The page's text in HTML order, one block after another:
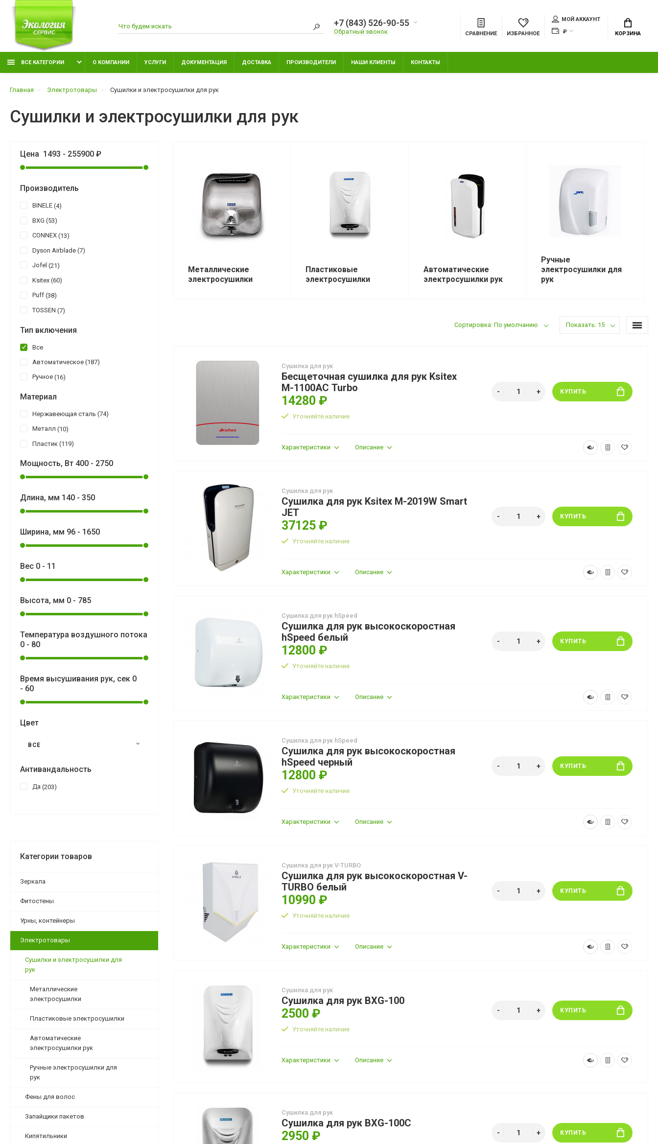
+7 (843) 526-90-55
Обратный звонок СРАВНЕНИЕ ИЗБРАННОЕ
МОЙ АККАУНТ
₽
КОРЗИНА
ВСЕ КАТЕГОРИИ О КОМПАНИИ УСЛУГИ ДОКУМЕНТАЦИЯ ДОСТАВКА ПРОИЗВОДИТЕЛИ НАШИ КЛИЕНТЫ КОНТАКТЫ
Главная Электротовары Сушилки и электросушилки для рук
Сушилки и электросушилки для рук
Цена 1493 - 255900 ₽
Производитель
BINELE 4
BXG 53
CONNEX 13
Dyson Airblade 7
Jofel
21
Ksitex 60
Puff 38
TOSSEN 7
Тип включения
Все
Автоматическое 187
Ручное 16
Материал
Нержавеющая сталь 74
Металл 10
Пластик 119
Мощность, Вт 400 - 2750
Длина, мм 140 - 350
Ширина, мм 96 - 1650
Вес 0 - 11
Высота, мм 0 - 785
Температура воздушного потока
0 - 80
Время высушивания рук, сек 0
- 60
Цвет
ВСЕ
Антивандальность
Да 203
Категории товаров
Зеркала
Фитостены
Урны, контейнеры
Электротовары
Сушилки и электросушилки для
рук
Металлические
электросушилки
Пластиковые электросушилки
Автоматические
электросушилки рук
Ручные электросушилки для
рук
Фены для волос
Запайщики пакетов
Кипятильники
Металлические
электросушилки
Пластиковые
электросушилки
Автоматические
электросушилки рук
Ручные
электросушилки для
рук
Сортировка: По умолчанию Показать: 15
Сушилка для рук
Бесщеточная сушилка для рук Ksitex
М-1100АС Turbo
14280 ₽
Уточняйте наличие
КУПИТЬ
Характеристики Описание
Сушилка для рук
Сушилка для рук Ksitex M-2019W Smart
JET
37125 ₽
Уточняйте наличие
КУПИТЬ
Характеристики Описание
Сушилка для рук hSpeed
Сушилка для рук высокоскоростная
hSpeed белый
12800 ₽
Уточняйте наличие
КУПИТЬ
Характеристики Описание
Сушилка для рук hSpeed
Сушилка для рук высокоскоростная
hSpeed черный
12800 ₽
Уточняйте наличие
КУПИТЬ
Характеристики Описание
Сушилка для рук V-TURBO
Сушилка для рук высокоскоростная V-
TURBO белый
10990 ₽
Уточняйте наличие
КУПИТЬ
Характеристики Описание
Сушилка для рук
Сушилка для рук BXG-100
2500 ₽
Уточняйте наличие
КУПИТЬ
Характеристики Описание
Сушилка для рук
Сушилка для рук BXG-100C
2950 ₽ КУПИТЬ